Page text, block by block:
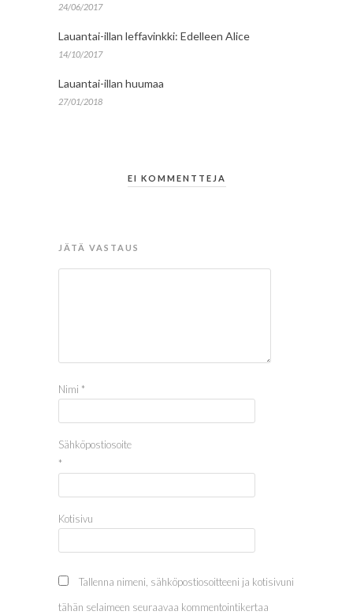
24/06/2017
Lauantai-illan leffavinkki: Edelleen Alice
14/10/2017
Lauantai-illan huumaa
27/01/2018
EI KOMMENTTEJA
JÄTÄ VASTAUS
Nimi *
Sähköpostiosoite
*
Kotisivu
Tallenna nimeni, sähköpostiosoitteeni ja kotisivuni
tähän selaimeen seuraavaa kommentointikertaa